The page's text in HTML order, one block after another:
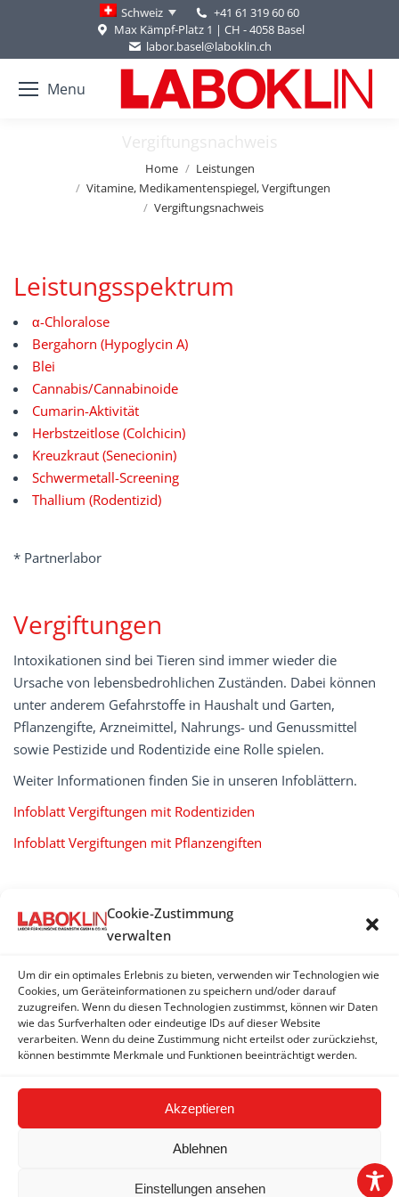
Cookie-Zustimmung
verwalten
Um dir ein optimales Erlebnis zu bieten, verwenden wir Technologien wie
Cookies, um Geräteinformationen zu speichern und/oder darauf
zuzugreifen. Wenn du diesen Technologien zustimmst, können wir Daten
wie das Surfverhalten oder eindeutige IDs auf dieser Website
verarbeiten. Wenn du deine Zustimmung nicht erteilst oder zurückziehst,
können bestimmte Merkmale und Funktionen beeinträchtigt werden.
Akzeptieren
Ablehnen
Einstellungen ansehen
Schweiz
+41 61 319 60 60
Max Kämpf-Platz 1 | CH - 4058 Basel
labor.basel@laboklin.ch
Menu
Vergiftungsnachweis
Home
Leistungen
Vitamine, Medikamentenspiegel, Vergiftungen
Vergiftungsnachweis
Leistungsspektrum
α-Chloralose
Bergahorn (Hypoglycin A)
Blei
Cannabis/Cannabinoide
Cumarin-Aktivität
Herbstzeitlose (Colchicin)
Kreuzkraut (Senecionin)
Schwermetall-Screening
Thallium (Rodentizid)
* Partnerlabor
Vergiftungen
Intoxikationen sind bei Tieren sind immer wieder die
Ursache von lebensbedrohlichen Zuständen. Dabei können
unter anderem Gefahrstoffe in Haushalt und Garten,
Pflanzengifte, Arzneimittel, Nahrungs- und Genussmittel
sowie Pestizide und Rodentizide eine Rolle spielen.
Weiter Informationen finden Sie in unseren Infoblättern.
Infoblatt Vergiftungen mit Rodentiziden
Infoblatt Vergiftungen mit Pflanzengiften
VITAMINE, MEDIKAMENTENSPIEGEL,
Vitamine
Medikamentenspiegel
Vergiftungsnachweis